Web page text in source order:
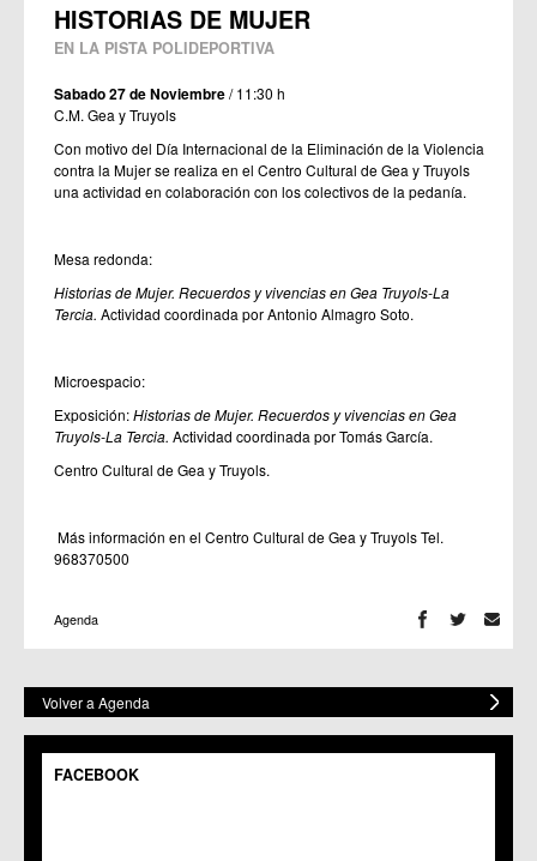
HISTORIAS DE MUJER
EN LA PISTA POLIDEPORTIVA
Sabado 27 de Noviembre/ 11:30 h
C.M. Gea y Truyols
Con motivo del Día Internacional de la Eliminación de la Violencia
contra la Mujer se realiza en el Centro Cultural de Gea y Truyols
una actividad en colaboración con los colectivos de la pedanía.
Mesa redonda:
Historias de Mujer. Recuerdos y vivencias en Gea Truyols-La
Tercia. Actividad coordinada por Antonio Almagro Soto.
Microespacio:
Exposición:Historias de Mujer. Recuerdos y vivencias en Gea
Truyols-La Tercia. Actividad coordinada por Tomás García.
Centro Cultural de Gea y Truyols.
Más información en el Centro Cultural de Gea y Truyols Tel.
968370500
Agenda
Volver a Agenda
FACEBOOK